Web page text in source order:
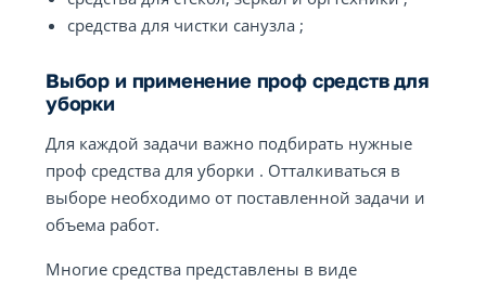
средства для чистки санузла ;
Выбор и применение проф средств для
уборки
Для каждой задачи важно подбирать нужные
проф средства для уборки . Отталкиваться в
выборе необходимо от поставленной задачи и
объема работ.
Многие средства представлены в виде